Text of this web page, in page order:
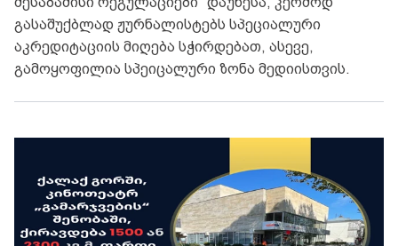
გასაშუქბლად ჟურნალისტებს სპეციალური
აკრედიტაციის მიღება სჭირდებათ, ასევე,
გამოყოფილია სპეიცალური ზონა მედიისთვის.